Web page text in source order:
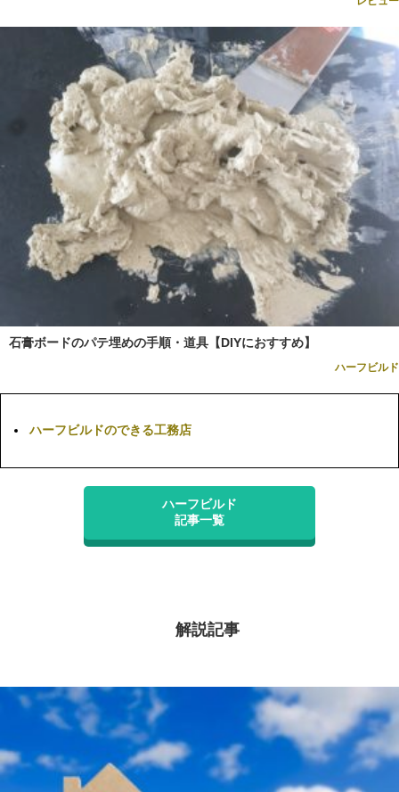
石膏ボードのパテ埋めの手順・道具【DIYにおすすめ】
ハーフビルド
ハーフビルドのできる工務店
ハーフビルド
記事一覧
解説記事